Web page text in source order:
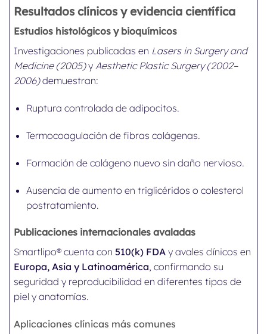
Resultados clínicos y evidencia científica
Estudios histológicos y bioquímicos
Investigaciones publicadas en Lasers in Surgery and
Medicine (2005)yAesthetic Plastic Surgery (2002–
2006)demuestran:
Ruptura controlada de adipocitos.
Termocoagulación de fibras colágenas.
Formación de colágeno nuevo sin daño nervioso.
Ausencia de aumento en triglicéridos o colesterol
postratamiento.
Publicaciones internacionales avaladas
Smartlipo® cuenta con510(k) FDA y avales clínicos en
Europa, Asia y Latinoamérica, confirmando su
seguridad y reproducibilidad en diferentes tipos de
piel y anatomías.
Aplicaciones clínicas más comunes